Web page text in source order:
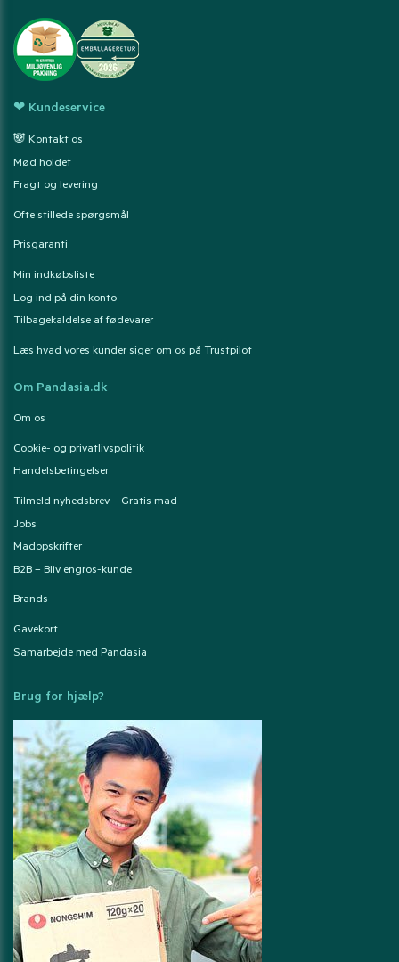
❤ Kundeservice
🐼 Kontakt os
Mød holdet
Fragt og levering
Ofte stillede spørgsmål
Prisgaranti
Min indkøbsliste
Log ind på din konto
Tilbagekaldelse af fødevarer
Læs hvad vores kunder siger om os på Trustpilot
Om Pandasia.dk
Om os
Cookie- og privatlivspolitik
Handelsbetingelser
Tilmeld nyhedsbrev – Gratis mad
Jobs
Madopskrifter
B2B – Bliv engros-kunde
Brands
Gavekort
Samarbejde med Pandasia
Brug for hjælp?